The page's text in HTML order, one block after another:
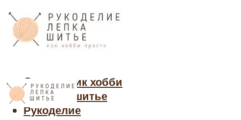
Cправочник хобби
Кройка и шитье
Рукоделие